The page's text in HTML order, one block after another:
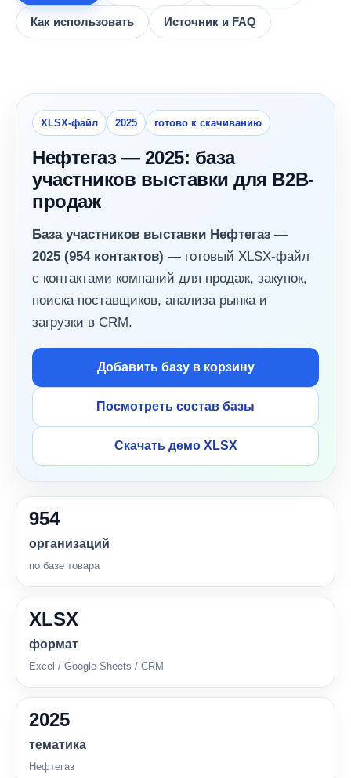
Как использовать Источник и FAQ
XLSX-файл 2025 готово к скачиванию
Нефтегаз — 2025: база
участников выставки для B2B-
продаж
База участников выставки Нефтегаз —
2025 (954 контактов) — готовый XLSX-файл
с контактами компаний для продаж, закупок,
поиска поставщиков, анализа рынка и
загрузки в CRM.
Добавить базу в корзину
Посмотреть состав базы
Скачать демо XLSX
954
организаций
по базе товара
XLSX
формат
Excel / Google Sheets / CRM
2025
тематика
Нефтегаз